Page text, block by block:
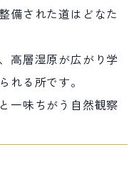
5497
無休
備された道はどなた
高層湿原が広がり学
れる所です。
一味ちがう自然観察